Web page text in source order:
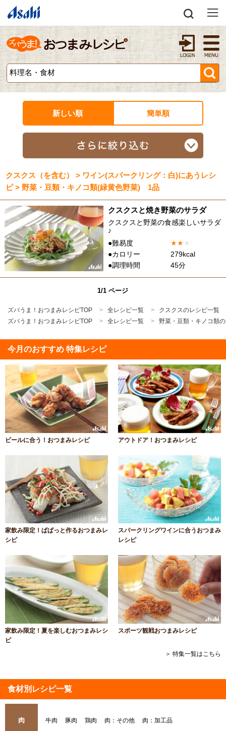
新しい順 簡単順
クスクス（を含む） > ワイン(スパークリング：白)にあうレシ
ピ > 野菜・豆類・キノコ類(緑黄色野菜) 1品
クスクスと焼き野菜のサラダ
クスクスと野菜の食感楽しいサラダ
♪
●難易度
★★★
●カロリー
279kcal
●調理時間
45分
1/1 ページ
ズバうま！おつまみレシピTOP 全レシピ一覧
クスクスのレシピ一覧
ズバうま！おつまみレシピTOP
全レシピ一覧 野菜・豆類・キノコ類
今月のおすすめ 特集レシピ
ビールに合う！おつまみレシピ アウトドア！おつまみレシピ
家飲み限定！ぱぱっと作るおつまみレ
シピ
スパークリングワインに合うおつまみ
レシピ
家飲み限定！夏を楽しむおつまみレシ
ピ
スポーツ観戦おつまみレシピ
＞ 特集一覧はこちら
食材別レシピ一覧
肉 牛肉 豚肉 鶏肉 肉：その他 肉：加工品